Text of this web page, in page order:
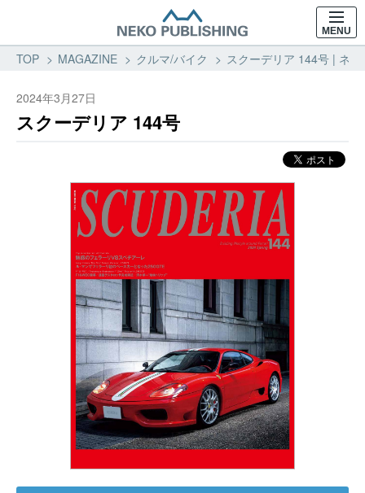
MENU
TOP MAGAZINE クルマ/バイク スクーデリア 144号 | ネ
2024年3月27日
スクーデリア 144号